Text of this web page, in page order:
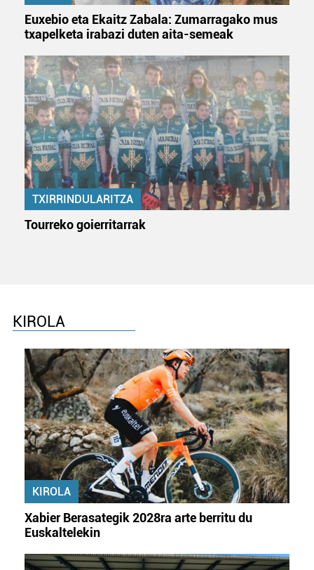
Euxebio eta Ekaitz Zabala: Zumarragako mus
txapelketa irabazi duten aita-semeak
TXIRRINDULARITZA
Tourreko goierritarrak
KIROLA
KIROLA
Xabier Berasategik 2028ra arte berritu du
Euskaltelekin